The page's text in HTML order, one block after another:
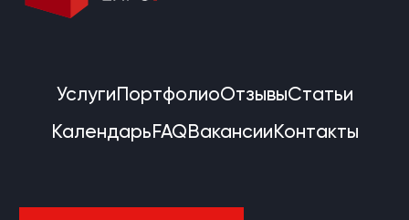
УслугиПортфолиоОтзывыСтатьи
КалендарьFAQВакансииКонтакты